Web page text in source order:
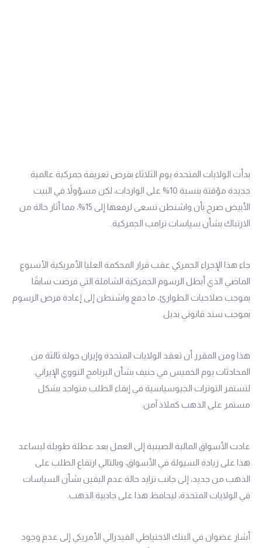
بدأت الولايات المتحدة يوم الثلاثاء بفرض تعريفة جمركية عالمية
جديدة مؤقتة بنسبة 10% على الواردات، لكن مسؤولاً في البيت
الأبيض صرح بأن واشنطن تسعى لرفعها إلى 15%، مما أثار حالة من
الارتباك بشأن سياسات ترامب الجمركية.
جاء هذا الإجراء الجمركي عقب قرار المحكمة العليا الأمريكية الأسبوع
الماضي الذي أبطل الرسوم الجمركية الشاملة التي فرضت سابقًا
بموجب صلاحيات الطوارئ، ما دفع واشنطن إلى إعادة فرض الرسوم
بموجب سند قانوني بديل.
هذا ومن المقرر أن تعقد الولايات المتحدة وإيران جولة ثالثة من
المحادثات يوم الخميس في جنيف بشأن البرنامج النووي الإيراني.
لتستمر التوترات الجيوسياسية في إبقاء الطلب متواجد بشكل
مستمر على الذهب كملاذ آمن.
عادت الأسواق المالية الصينية إلى العمل بعد عطلة طويلة ليساعد
هذا على زيادة السيولة في الأسواق، وبالتالي ارتفاع الطلب على
الذهب من جديد، إلى جانب تزايد حالة عدم اليقين بشأن السياسات
في الولايات المتحدة، ليحافظ هذا على جاذبية الذهب.
أشار عضوان في البنك الاحتياطي الفيدرالي الأمريكي إلى عدم وجود